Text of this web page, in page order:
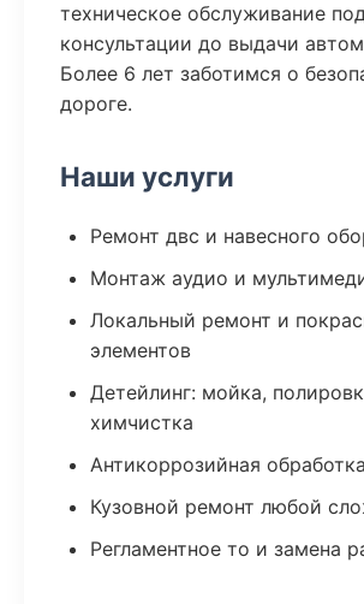
техническое обслуживание
консультации до выдачи
Более 6 лет заботимся о
дороге.
Наши услуги
Ремонт двс и навесного
Монтаж аудио и
Локальный ремонт и
элементов
Детейлинг: мойка,
химчистка
Антикоррозийная
Кузовной ремонт любой
Регламентное то и замена